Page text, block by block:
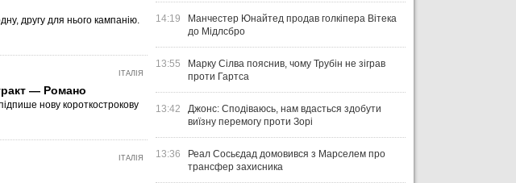
другу для нього кампанію.
ІТАЛІЯ
— Романо
нову короткострокову
ІТАЛІЯ
14:19
Манчестер Юнайтед продав голкіпера Вітека
до Мідлсбро
13:55
Марку Сілва пояснив, чому Трубін не зіграв
проти Гартса
13:42
Джонс: Сподіваюсь, нам вдасться здобути
виїзну перемогу проти Зорі
13:36
Реал Сосьєдад домовився з Марселем про
трансфер захисника